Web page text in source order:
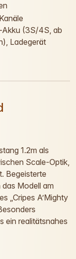
(3S/4S, ab
Ladegerät
1.2m als
Scale-Optik,
Begeisterte
Modell am
„Cripes A’Mighty
ein realitätsnahes